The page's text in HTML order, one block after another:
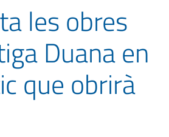
les obres
Duana en
que obrirà